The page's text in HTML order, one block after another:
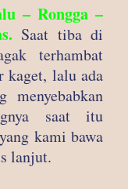
– Rongga –
Saat tiba di
terhambat
kaget, lalu ada
menyebabkan
saat itu
kami bawa
lanjut.